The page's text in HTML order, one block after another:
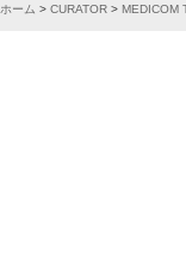
ホーム > CURATOR > MEDICOM